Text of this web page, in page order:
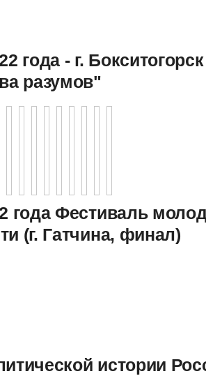
года - г.
разумов"
года Фестиваль
(г. Гатчина, финал)
истории